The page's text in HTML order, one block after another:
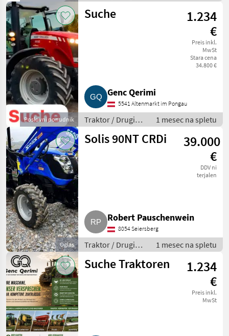
traktor
Poslovni ponudnik
Suche
1.234
€
Preis inkl.
MwSt
Stara cena
34.800 €
Genc Qerimi
5541 Altenmarkt im Pongau
Traktor / Drugi
traktor
1 mesec na spletu
Oglas
Solis 90NT CRDi
39.000
€
DDV ni
terjalen
Robert Pauschenwein
8054 Seiersberg
Traktor / Drugi
traktor
1 mesec na spletu
Suche Traktoren
1.234
€
Preis inkl.
MwSt